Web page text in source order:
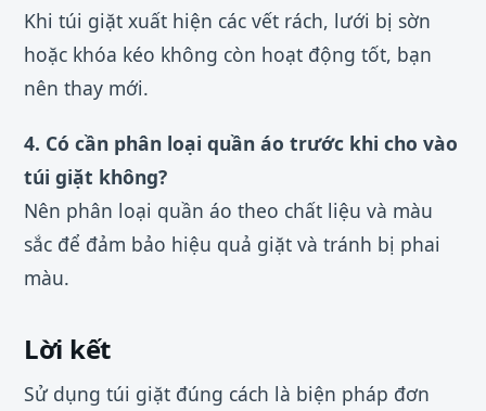
Khi túi giặt xuất hiện các vết rách, lưới bị sờn
hoặc khóa kéo không còn hoạt động tốt, bạn
nên thay mới.
4. Có cần phân loại quần áo trước khi cho vào
túi giặt không?
Nên phân loại quần áo theo chất liệu và màu
sắc để đảm bảo hiệu quả giặt và tránh bị phai
màu.
Lời kết
Sử dụng túi giặt đúng cách là biện pháp đơn